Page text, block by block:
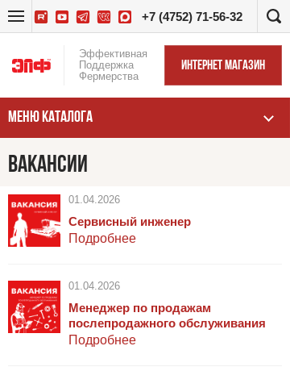
+7 (4752) 71-56-32
Эффективная
Поддержка
Фермерства
ИНТЕРНЕТ МАГАЗИН
МЕНЮ КАТАЛОГА
ВАКАНСИИ
01.04.2026
Сервисный инженер
Подробнее
01.04.2026
Менеджер по продажам
послепродажного обслуживания
Подробнее